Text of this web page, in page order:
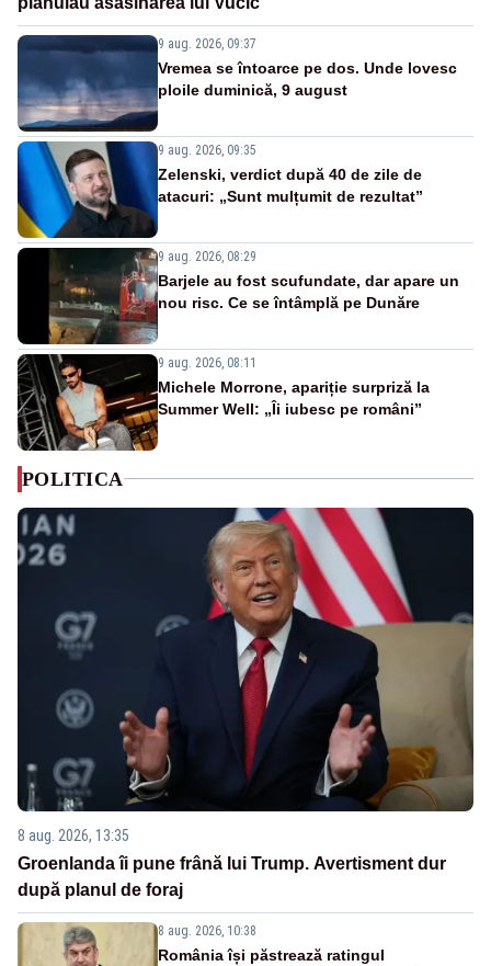
9 aug. 2026, 09:37
Vremea se întoarce pe dos. Unde lovesc
ploile duminică, 9 august
9 aug. 2026, 09:35
Zelenski, verdict după 40 de zile de
atacuri: „Sunt mulțumit de rezultat”
9 aug. 2026, 08:29
Barjele au fost scufundate, dar apare un
nou risc. Ce se întâmplă pe Dunăre
9 aug. 2026, 08:11
Michele Morrone, apariție surpriză la
Summer Well: „Îi iubesc pe români”
POLITICA
8 aug. 2026, 13:35
Groenlanda îi pune frână lui Trump. Avertisment dur
după planul de foraj
8 aug. 2026, 10:38
România își păstrează ratingul